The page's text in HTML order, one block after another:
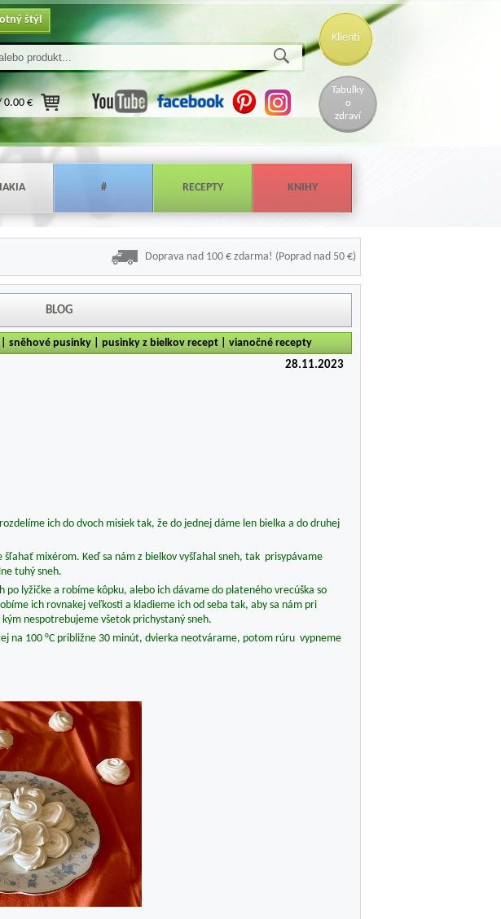
Klienti
štýl
0.00 €
Tabuľky
o
zdraví
# RECEPTY KNIHY
Doprava nad 100 € zdarma! (Poprad nad 50 €)
BLOG
pusinky | pusinky z bielkov recept | vianočné recepty
28.11.2023
ich do dvoch misiek tak, že do jednej dáme len bielka a do druhej
šľahať mixérom. Keď sa nám z bielkov vyšľahal sneh, tak prisypávame
tuhý sneh.
po lyžičke a robíme kôpku, alebo ich dávame do plateného vrecúška so
ich rovnakej veľkosti a kladieme ich od seba tak, aby sa nám pri
nespotrebujeme všetok prichystaný sneh.
na 100 °C približne 30 minút, dvierka neotvárame, potom rúru vypneme